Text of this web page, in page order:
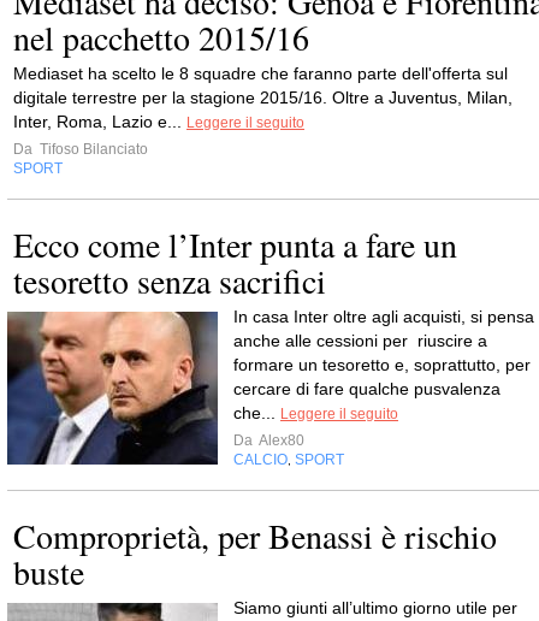
nel pacchetto 2015/16
Mediaset ha scelto le 8 squadre che faranno parte dell'offerta sul
digitale terrestre per la stagione 2015/16. Oltre a Juventus, Milan,
Inter, Roma, Lazio e...
Leggere il seguito
Da Tifoso Bilanciato
SPORT
Ecco come l’Inter punta a fare un
tesoretto senza sacrifici
In casa Inter oltre agli acquisti, si pensa
anche alle cessioni per riuscire a
formare un tesoretto e, soprattutto, per
cercare di fare qualche pusvalenza
che...
Leggere il seguito
Da Alex80
CALCIO SPORT
Comproprietà, per Benassi è rischio
buste
Siamo giunti all’ultimo giorno utile per